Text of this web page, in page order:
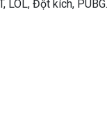
LOL, Đột kích,